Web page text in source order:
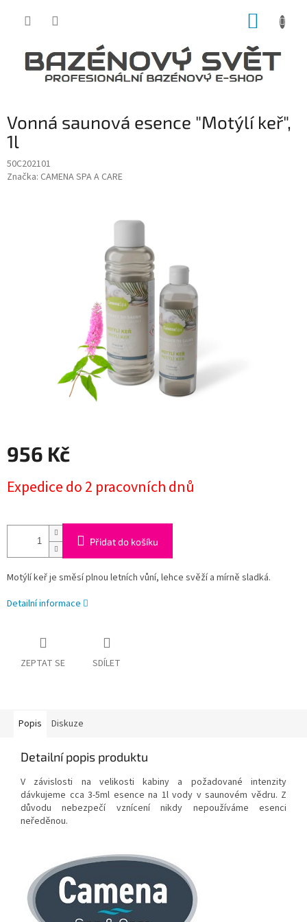
Vonná saunová esence "Motýlí keř",
1l
50C202101
Značka: CAMENA SPA A CARE
956 Kč
cena:
Expedice do 2 pracovních dnů
Přidat do košíku
Motýlí keř je směsí plnou letních vůní, lehce svěží a mírně sladká.
Detailní informace
ZEPTAT SE SDÍLET
Popis Diskuze
Detailní popis produktu
V závislosti na velikosti kabiny a požadované intenzity
dávkujeme cca 3-5ml esence na 1l vody v saunovém vědru. Z
důvodu nebezpečí vznícení nikdy nepoužíváme esenci
neředěnou.